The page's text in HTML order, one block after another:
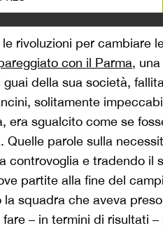
rivoluzioni per cambiare
con il Parma,
guai della sua società,
solitamente
era sgualcito come se
Quelle parole sulla
controvoglia e tradendo il
partite alla fine del
squadra che aveva
– in termini di risultati